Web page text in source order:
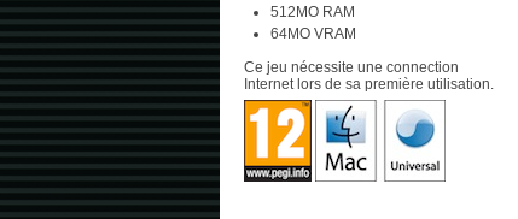
512MO RAM
64MO VRAM
Ce jeu nécessite une connection
Internet lors de sa première utilisation.